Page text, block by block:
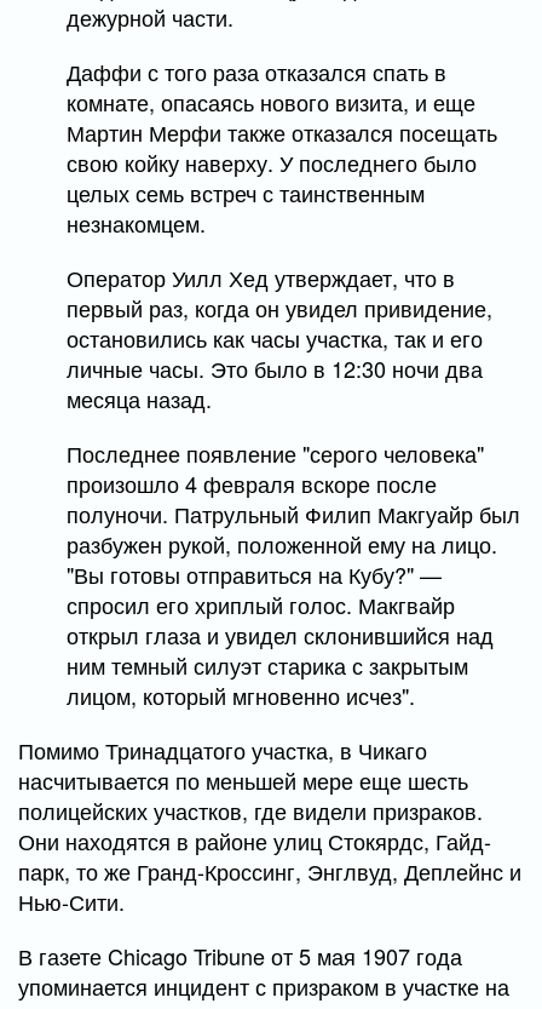
дежурной части.
Даффи с того раза отказался спать в
комнате, опасаясь нового визита, и еще
Мартин Мерфи также отказался посещать
свою койку наверху. У последнего было
целых семь встреч с таинственным
незнакомцем.
Оператор Уилл Хед утверждает, что в
первый раз, когда он увидел привидение,
остановились как часы участка, так и его
личные часы. Это было в 12:30 ночи два
месяца назад.
Последнее появление "серого человека"
произошло 4 февраля вскоре после
полуночи. Патрульный Филип Макгуайр был
разбужен рукой, положенной ему на лицо.
"Вы готовы отправиться на Кубу?" —
спросил его хриплый голос. Макгвайр
открыл глаза и увидел склонившийся над
ним темный силуэт старика с закрытым
лицом, который мгновенно исчез".
Помимо Тринадцатого участка, в Чикаго
насчитывается по меньшей мере еще шесть
полицейских участков, где видели призраков.
Они находятся в районе улиц Стокярдс, Гайд-
парк, то же Гранд-Кроссинг, Энглвуд, Деплейнс и
Нью-Сити.
В газете Chicago Tribune от 5 мая 1907 года
упоминается инцидент с призраком в участке на